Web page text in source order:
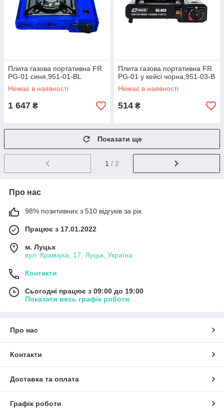
Плита газова портативна FR
PG-01 синя,951-01-BL
Немає в наявності
1 647 ₴
Плита газова портативна FR
PG-01 у кейсі чорна,951-03-B
Немає в наявності
514 ₴
Показати ще
1 / 2
Про нас
98% позитивних з 510 відгуків за рік
Працює з 17.01.2022
м. Луцьк
вул. Кравчука, 17, Луцьк, Україна
Контакти
Сьогодні працює з 09:00 до 19:00
Показати весь графік роботи
Про нас
Контакти
Доставка та оплата
Графік роботи